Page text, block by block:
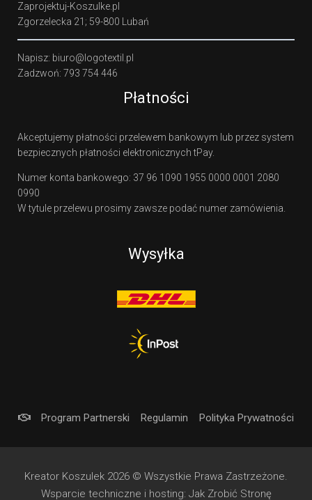
Zaprojektuj-Koszulke.pl
Zgorzelecka 21; 59-800 Lubań
Napisz: biuro@logotextil.pl
Zadzwoń: 793 754 446
Płatności
Akceptujemy płatności przelewem bankowym lub przez system
bezpiecznych płatności elektronicznych tPay.
Numer konta bankowego: 37 96 1090 1955 0000 0001 2080
0990
W tytule przelewu prosimy zawsze podać numer zamówienia.
Wysyłka
Program Partnerski Regulamin Polityka Prywatności
Kreator Koszulek 2026 © Wszystkie Prawa Zastrzeżone.
Wsparcie techniczne i hosting: Jak Zrobić Stronę